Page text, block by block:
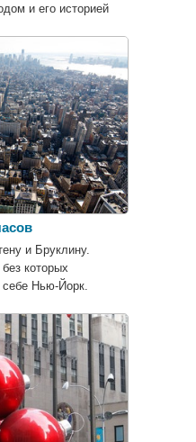
и его историей
и Бруклину.
которых
себе Нью-Йорк.